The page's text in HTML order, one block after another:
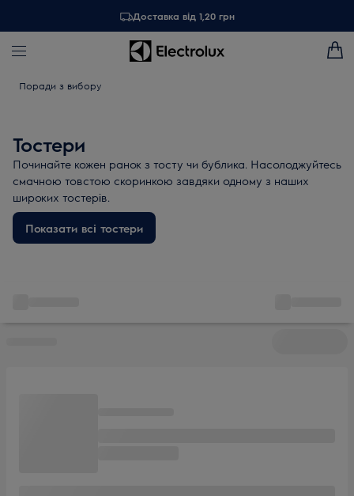
Доставка від 1,20 грн
Поради з вибору
Тостери
Починайте кожен ранок з тосту чи бублика. Насолоджуйтесь
смачною товстою скоринкою завдяки одному з наших
широких тостерів.
Показати всі тостери